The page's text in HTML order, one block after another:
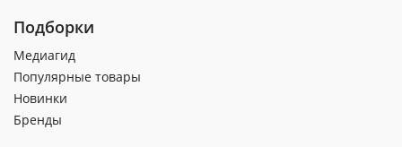
Подборки
Медиагид
Популярные товары
Новинки
Бренды